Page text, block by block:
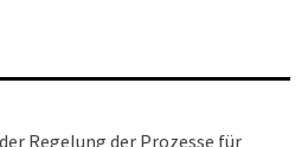
Regelung der Prozesse für